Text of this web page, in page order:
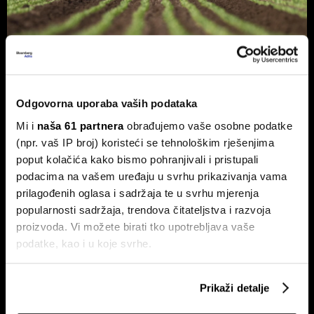
Odgovorna uporaba vaših podataka
Mi i naša 61 partneraobrađujemo vaše osobne podatke
(npr. vaš IP broj) koristeći se tehnološkim rješenjima
poput kolačića kako bismo pohranjivali i pristupali
podacima na vašem uređaju u svrhu prikazivanja vama
prilagođenih oglasa i sadržaja te u svrhu mjerenja
popularnosti sadržaja, trendova čitateljstva i razvoja
proizvoda. Vi možete birati tko upotrebljava vaše
podatke, kao i u koje svrhe.
Prikupljati podatke o vašoj geografskoj lokaciji,
Prikaži detalje
problem
Nakon desetljeća snažnog rasta, daljnji razvoj sve više ovisi
o tržištu, a sve manje o novim hektarima.
energije, ljeti uvoz struje doseže